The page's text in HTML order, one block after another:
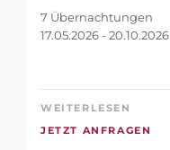
7 Übernachtungen
17.05.2026 - 20.10.2026
WEITERLESEN
JETZT ANFRAGEN